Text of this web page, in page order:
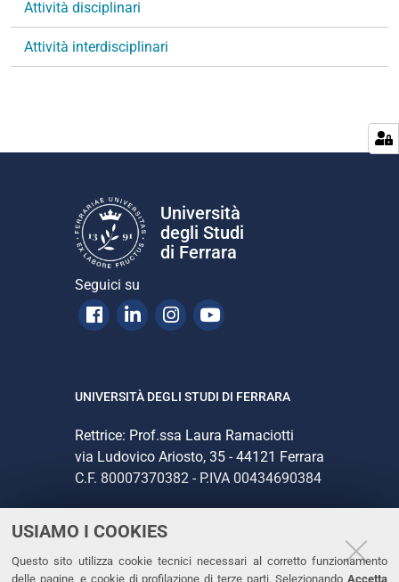
USIAMO I COOKIES
Questo sito utilizza cookie tecnici necessari al corretto funzionamento
delle pagine, e cookie di profilazione di terze parti. Selezionando Accetta
i
Attività disciplinari
Attività interdisciplinari
Università
degli Studi
di Ferrara
Seguici su
Facebook
LinkedinInstagram
Youtube
UNIVERSITÀ DEGLI STUDI DI FERRARA
Rettrice: Prof.ssa Laura Ramaciotti
via Ludovico Ariosto, 35 - 44121 Ferrara
C.F. 80007370382 - P.IVA 00434690384
CONTATTI
Tel. +39 0532 293111